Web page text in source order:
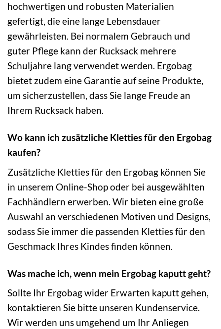
hochwertigen und robusten Materialien
gefertigt, die eine lange Lebensdauer
gewährleisten. Bei normalem Gebrauch und
guter Pflege kann der Rucksack mehrere
Schuljahre lang verwendet werden. Ergobag
bietet zudem eine Garantie auf seine Produkte,
um sicherzustellen, dass Sie lange Freude an
Ihrem Rucksack haben.
Wo kann ich zusätzliche Kletties für den Ergobag
kaufen?
Zusätzliche Kletties für den Ergobag können Sie
in unserem Online-Shop oder bei ausgewählten
Fachhändlern erwerben. Wir bieten eine große
Auswahl an verschiedenen Motiven und Designs,
sodass Sie immer die passenden Kletties für den
Geschmack Ihres Kindes finden können.
Was mache ich, wenn mein Ergobag kaputt geht?
Sollte Ihr Ergobag wider Erwarten kaputt gehen,
kontaktieren Sie bitte unseren Kundenservice.
Wir werden uns umgehend um Ihr Anliegen